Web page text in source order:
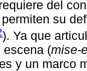
del
su
). Ya que
escena (mise-
y un marco